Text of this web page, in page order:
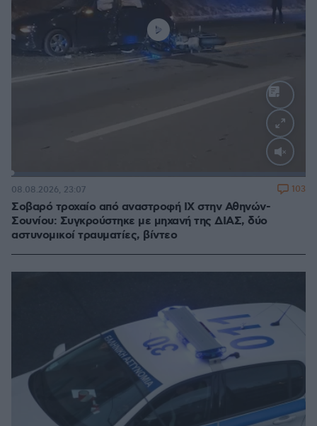
Σοβαρό τροχαίο από αναστροφή ΙΧ στην Αθηνών-
Σουνίου: Συγκρούστηκε με μηχανή της ΔΙΑΣ, δύο
αστυνομικοί τραυματίες, βίντεο
08.08.2026, 23:07 103